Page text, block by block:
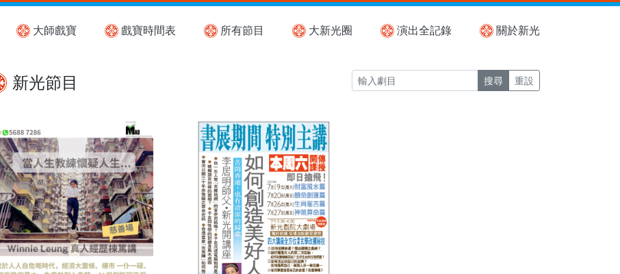
大師戲寶 戲寶時間表 所有節目 大新光圈 演出全記錄 關於新光
新光節目 搜尋 重設